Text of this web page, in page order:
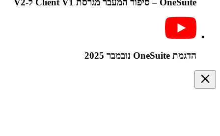
הדגמת OneSuite נובמבר 2025